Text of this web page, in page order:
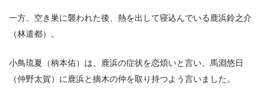
一方、空き巣に襲われた後、熱を出して寝込んでいる鹿浜鈴之介
（林遣都）。
小鳥琉夏（柄本佑）は、鹿浜の症状を恋煩いと言い、馬淵悠日
（仲野太賀）に鹿浜と摘木の仲を取り持つよう言いました。